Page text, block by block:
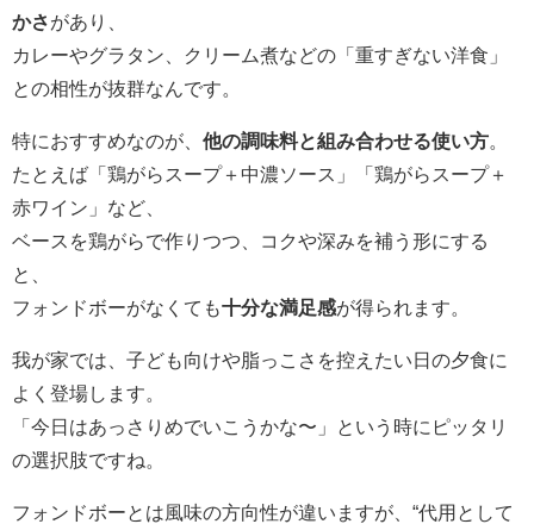
かさがあり、
カレーやグラタン、クリーム煮などの「重すぎない洋食」
との相性が抜群なんです。
特におすすめなのが、 他の調味料と組み合わせる使い方。
たとえば「鶏がらスープ＋中濃ソース」「鶏がらスープ＋
赤ワイン」など、
ベースを鶏がらで作りつつ、コクや深みを補う形にする
と、
フォンドボーがなくても十分な満足感が得られます。
我が家では、子ども向けや脂っこさを控えたい日の夕食に
よく登場します。
「今日はあっさりめでいこうかな〜」という時にピッタリ
の選択肢ですね。
フォンドボーとは風味の方向性が違いますが、“代用として